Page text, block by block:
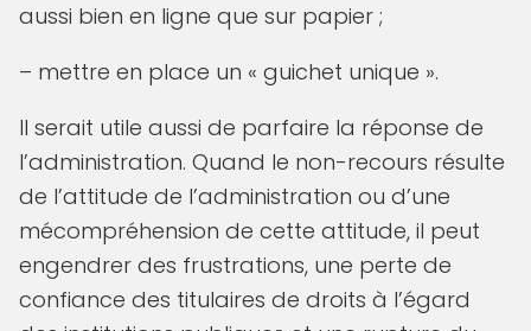
aussi bien en ligne que sur papier ;
– mettre en place un « guichet unique ».
Il serait utile aussi de parfaire la réponse de
l’administration. Quand le non-recours résulte
de l’attitude de l’administration ou d’une
mécompréhension de cette attitude, il peut
engendrer des frustrations, une perte de
confiance des titulaires de droits à l’égard